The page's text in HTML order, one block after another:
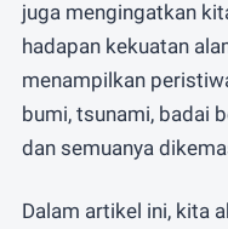
juga mengingatkan
hadapan kekuatan
menampilkan
bumi, tsunami, badai
dan semuanya
Dalam artikel ini, kita